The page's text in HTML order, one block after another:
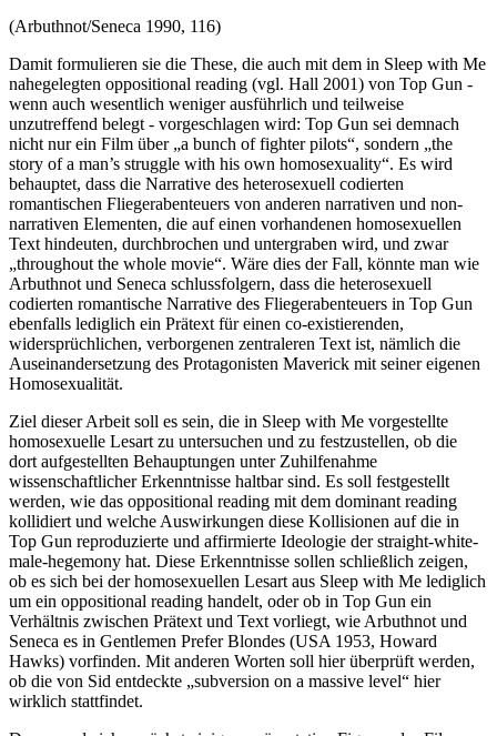
(Arbuthnot/Seneca 1990, 116)
Damit formulieren sie die These, die auch mit dem in Sleep with Me
nahegelegten oppositional reading (vgl. Hall 2001) von Top Gun -
wenn auch wesentlich weniger ausführlich und teilweise
unzutreffend belegt - vorgeschlagen wird: Top Gun sei demnach
nicht nur ein Film über „a bunch of fighter pilots“, sondern „the
story of a man’s struggle with his own homosexuality“. Es wird
behauptet, dass die Narrative des heterosexuell codierten
romantischen Fliegerabenteuers von anderen narrativen und non-
narrativen Elementen, die auf einen vorhandenen homosexuellen
Text hindeuten, durchbrochen und untergraben wird, und zwar
„throughout the whole movie“. Wäre dies der Fall, könnte man wie
Arbuthnot und Seneca schlussfolgern, dass die heterosexuell
codierten romantische Narrative des Fliegerabenteuers in Top Gun
ebenfalls lediglich ein Prätext für einen co-existierenden,
widersprüchlichen, verborgenen zentraleren Text ist, nämlich die
Auseinandersetzung des Protagonisten Maverick mit seiner eigenen
Homosexualität.
Ziel dieser Arbeit soll es sein, die in Sleep with Me vorgestellte
homosexuelle Lesart zu untersuchen und zu festzustellen, ob die
dort aufgestellten Behauptungen unter Zuhilfenahme
wissenschaftlicher Erkenntnisse haltbar sind. Es soll festgestellt
werden, wie das oppositional reading mit dem dominant reading
kollidiert und welche Auswirkungen diese Kollisionen auf die in
Top Gun reproduzierte und affirmierte Ideologie der straight-white-
male-hegemony hat. Diese Erkenntnisse sollen schließlich zeigen,
ob es sich bei der homosexuellen Lesart aus Sleep with Me lediglich
um ein oppositional reading handelt, oder ob in Top Gun ein
Verhältnis zwischen Prätext und Text vorliegt, wie Arbuthnot und
Seneca es in Gentlemen Prefer Blondes (USA 1953, Howard
Hawks) vorfinden. Mit anderen Worten soll hier überprüft werden,
ob die von Sid entdeckte „subversion on a massive level“ hier
wirklich stattfindet.